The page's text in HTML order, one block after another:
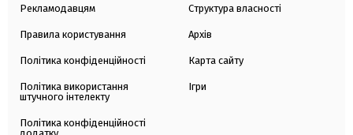
Рекламодавцям
Правила користування
Політика конфіденційності
Політика використання
штучного інтелекту
Політика конфіденційності
Структура власності
Архів
Карта сайту
Ігри